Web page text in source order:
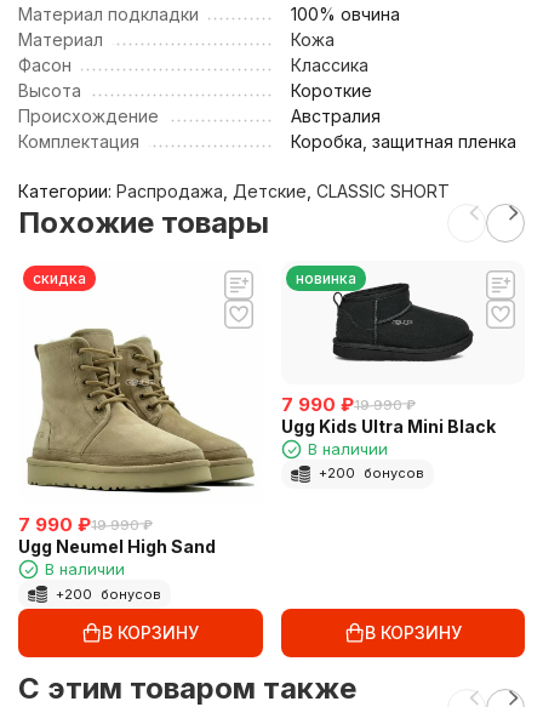
Материал подкладки
100% овчина
Материал
Кожа
Фасон
Классика
Высота
Короткие
Происхождение
Австралия
Комплектация
Коробка, защитная пленка
Категории: Распродажа Детские CLASSIC SHORT
Похожие товары
скидка
7 990 ₽19 990 ₽
Ugg Neumel High Sand
В наличии
+200 бонусов
В КОРЗИНУ
новинка
7 990 ₽19 990 ₽
Ugg Kids Ultra Mini Black
В наличии
+200 бонусов
В КОРЗИНУ
C этим товаром также